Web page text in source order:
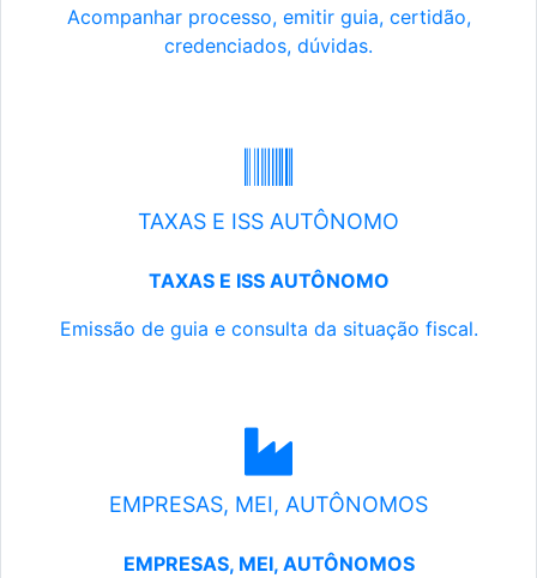
Acompanhar processo, emitir guia, certidão,
credenciados, dúvidas.
TAXAS E ISS AUTÔNOMO
TAXAS E ISS AUTÔNOMO
Emissão de guia e consulta da situação fiscal.
EMPRESAS, MEI, AUTÔNOMOS
EMPRESAS, MEI, AUTÔNOMOS